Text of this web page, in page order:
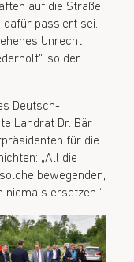
auf die Straße
dafür passiert sei.
Unrecht
so der
Deutsch-
Landrat Dr. Bär
für die
„All die
bewegenden,
niemals ersetzen.“